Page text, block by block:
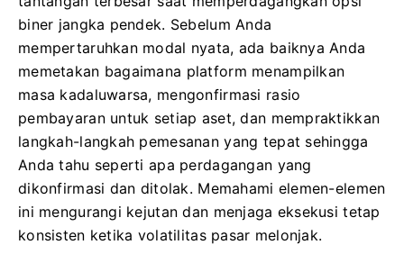
biner jangka pendek. Sebelum Anda
mempertaruhkan modal nyata, ada baiknya Anda
memetakan bagaimana platform menampilkan
masa kadaluwarsa, mengonfirmasi rasio
pembayaran untuk setiap aset, dan mempraktikkan
langkah-langkah pemesanan yang tepat sehingga
Anda tahu seperti apa perdagangan yang
dikonfirmasi dan ditolak. Memahami elemen-elemen
ini mengurangi kejutan dan menjaga eksekusi tetap
konsisten ketika volatilitas pasar melonjak.